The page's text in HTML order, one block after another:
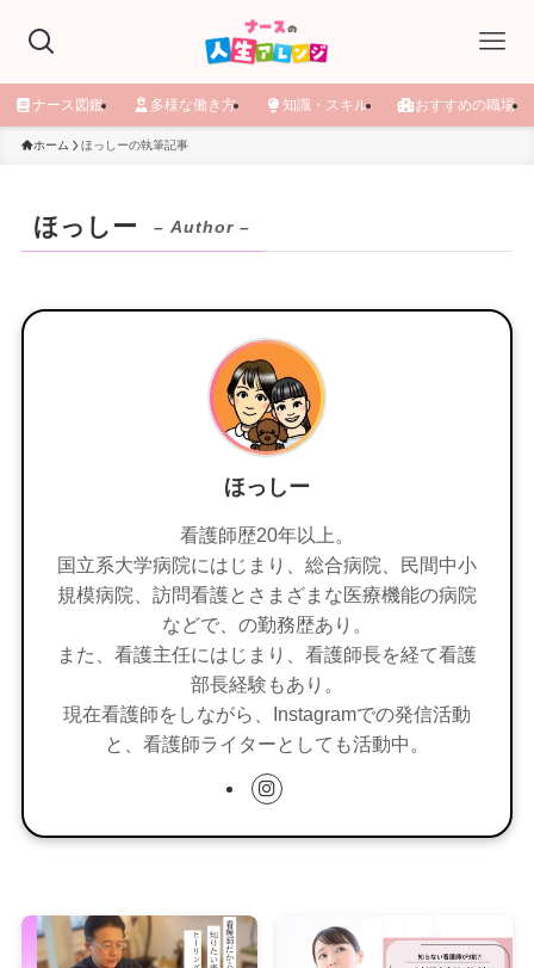
ナース図鑑 多様な働き方 知識・スキル おすすめの職場
ホーム ほっしーの執筆記事
ほっしー – Author –
ほっしー
看護師歴20年以上。
国立系大学病院にはじまり、総合病院、民間中小
規模病院、訪問看護とさまざまな医療機能の病院
などで、の勤務歴あり。
また、看護主任にはじまり、看護師長を経て看護
部長経験もあり。
現在看護師をしながら、Instagramでの発信活動
と、看護師ライターとしても活動中。